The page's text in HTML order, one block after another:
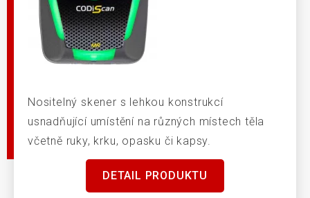
Nositelný skener s lehkou konstrukcí
usnadňující umístění na různých místech těla
včetně ruky, krku, opasku či kapsy.
DETAIL PRODUKTU